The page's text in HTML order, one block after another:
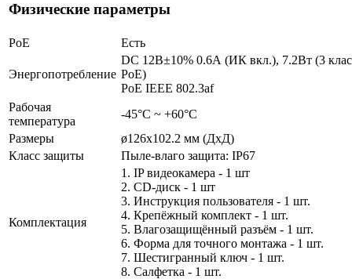
Физические параметры
PoE Есть
Энергопотребление
DC 12В±10% 0.6А (ИК вкл.), 7.2Вт (3
PoE)
PoE IEEE 802.3af
Рабочая
температура
-45°С ~ +60°С
Размеры
ø126х102.2 мм (ДхД)
Класс защиты
Пыле-влаго защита: IP67
Комплектация
1. IP видеокамера - 1 шт
2. СD-диск - 1 шт
3. Инструкция пользователя - 1 шт.
4. Крепёжный комплект - 1 шт.
5. Влагозащищённый разъём - 1 шт.
6. Форма для точного монтажа - 1 шт.
7. Шестигранный ключ - 1 шт.
8. Салфетка - 1 шт.